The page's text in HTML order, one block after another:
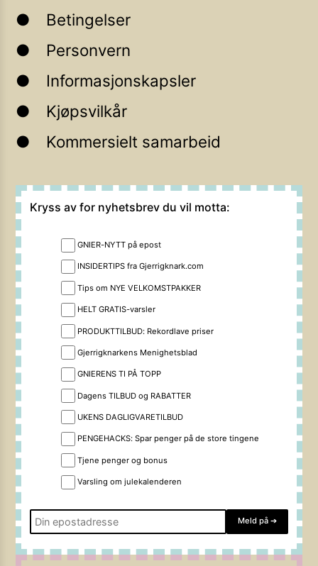
Betingelser
Personvern
Informasjonskapsler
Kjøpsvilkår
Kommersielt samarbeid
Kryss av for nyhetsbrev du vil motta:
GNIER-NYTT på epost
INSIDERTIPS fra Gjerrigknark.com
Tips om NYE VELKOMSTPAKKER
HELT GRATIS-varsler
PRODUKTTILBUD: Rekordlave priser
Gjerrigknarkens Menighetsblad
GNIERENS TI PÅ TOPP
Dagens TILBUD og RABATTER
UKENS DAGLIGVARETILBUD
PENGEHACKS: Spar penger på de store tingene
Tjene penger og bonus
Varsling om julekalenderen
Meld på ➔